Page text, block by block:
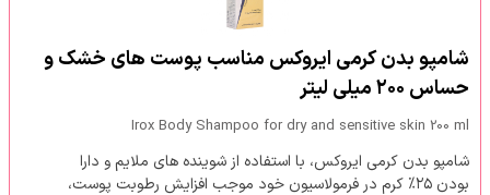
شامپو بدن کرمی ایروکس مناسب پوست های خشک و
حساس ۲۰۰ میلی لیتر
Irox Body Shampoo for dry and sensitive skin 200 ml
شامپو بدن کرمی ایروکس، با استفاده از شوینده های ملایم و دارا
بودن ۲۵% کرم در فرمولاسیون خود موجب افزایش رطوبت پوست،